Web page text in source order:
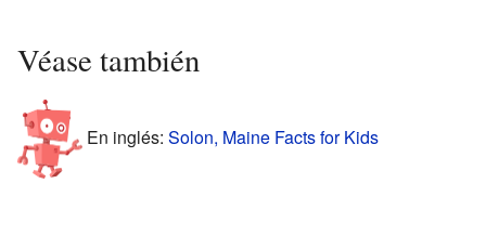
Véase también
En inglés: Solon, Maine Facts for Kids